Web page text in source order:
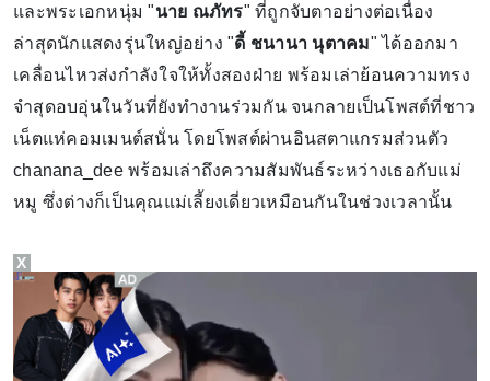
และพระเอกหนุ่ม "นาย ณภัทร" ที่ถูกจับตาอย่างต่อเนื่อง
ล่าสุดนักแสดงรุ่นใหญ่อย่าง "ดี้ ชนานา นุตาคม" ได้ออกมา
เคลื่อนไหวส่งกำลังใจให้ทั้งสองฝ่าย พร้อมเล่าย้อนความทรง
จำสุดอบอุ่นในวันที่ยังทำงานร่วมกัน จนกลายเป็นโพสต์ที่ชาว
เน็ตแห่คอมเมนต์สนั่น โดยโพสต์ผ่านอินสตาแกรมส่วนตัว
chanana_dee พร้อมเล่าถึงความสัมพันธ์ระหว่างเธอกับแม่
หมู ซึ่งต่างก็เป็นคุณแม่เลี้ยงเดี่ยวเหมือนกันในช่วงเวลานั้น
X